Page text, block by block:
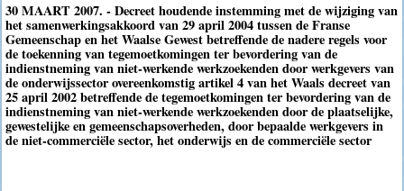
30 MAART 2007. - Decreet houdende instemming met de wijziging van
het samenwerkingsakkoord van 29 april 2004 tussen de Franse
Gemeenschap en het Waalse Gewest betreffende de nadere regels voor
de toekenning van tegemoetkomingen ter bevordering van de
indienstneming van niet-werkende werkzoekenden door werkgevers van
de onderwijssector overeenkomstig artikel 4 van het Waals decreet van
25 april 2002 betreffende de tegemoetkomingen ter bevordering van de
indienstneming van niet-werkende werkzoekenden door de plaatselijke,
gewestelijke en gemeenschapsoverheden, door bepaalde werkgevers in
de niet-commerciële sector, het onderwijs en de commerciële sector